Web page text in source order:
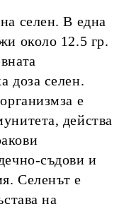
селен. В една
около 12.5 гр.
доза селен.
е
действа
съдови и
Селенът е
на